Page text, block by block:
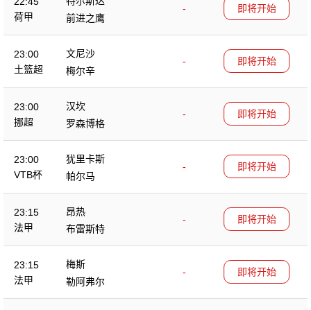
荷甲
-
前进之鹰
即将开始
23:00
土篮超
文尼沙
-
梅尔辛
即将开始
23:00
挪超
汉坎
-
罗森博格
即将开始
23:00
VTB杯
犹里卡斯
-
帕尔马
即将开始
23:15
法甲
昂热
-
布雷斯特
即将开始
23:15
法甲
梅斯
-
勒阿弗尔
即将开始